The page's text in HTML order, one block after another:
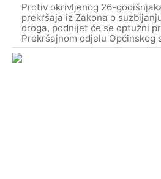
Protiv okrivljenog 26-
prekršaja iz Zakona o
droga, podnijet će se optužni
Prekršajnom odjelu Općinskog